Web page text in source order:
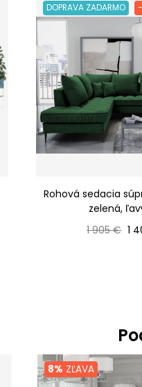
DOPRAVA ZADARMO
Rohová sedacia
zelená,
Bežná cena
1 905 € 1
8% ZĽAVA